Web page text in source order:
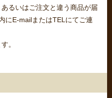
るいはご注文と違う商品が届
にE-mailまたはTELにてご連
。